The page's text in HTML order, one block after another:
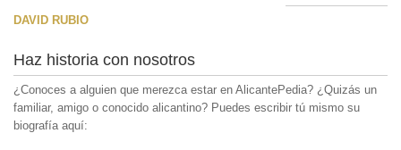
DAVID RUBIO
Haz historia con nosotros
¿Conoces a alguien que merezca estar en AlicantePedia? ¿Quizás un
familiar, amigo o conocido alicantino? Puedes escribir tú mismo su
biografía aquí: